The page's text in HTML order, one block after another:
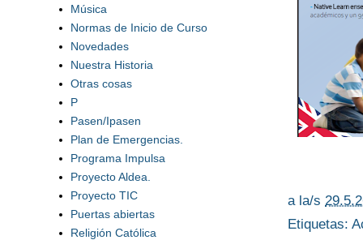
a la/s
Etiquetas:
Música
Normas de Inicio de Curso
Novedades
Nuestra Historia
Otras cosas
P
Pasen/Ipasen
Plan de Emergencias.
Programa Impulsa
Proyecto Aldea.
Proyecto TIC
Puertas abiertas
Religión Católica